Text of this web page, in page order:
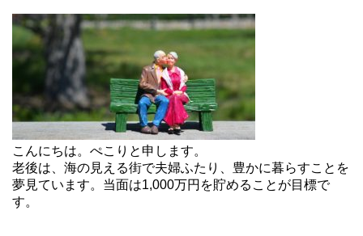
こんにちは。ぺこりと申します。
老後は、海の見える街で夫婦ふたり、豊かに暮らすことを
夢見ています。当面は1,000万円を貯めることが目標で
す。